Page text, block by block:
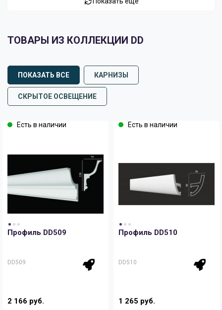
ТОВАРЫ ИЗ КОЛЛЕКЦИИ DD
ПОКАЗАТЬ ВСЕ КАРНИЗЫ
СКРЫТОЕ ОСВЕЩЕНИЕ
Есть в наличии
Профиль DD509
DD509
2 166 руб.
Есть в наличии
Профиль DD510
DD510
1 265 руб.